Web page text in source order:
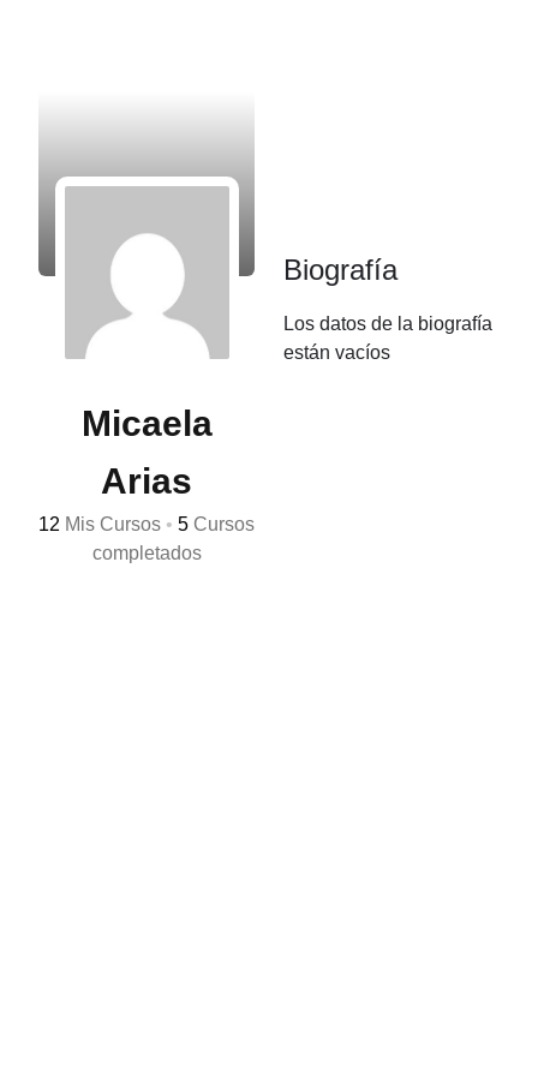
Micaela
Arias
12 Mis Cursos • 5 Cursos
completados
Biografía
Los datos de la biografía
están vacíos